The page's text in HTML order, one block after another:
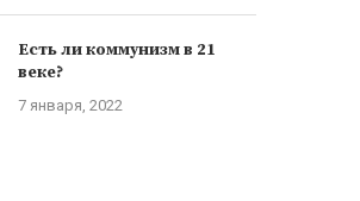
Есть ли коммунизм в 21
веке?
7 января, 2022